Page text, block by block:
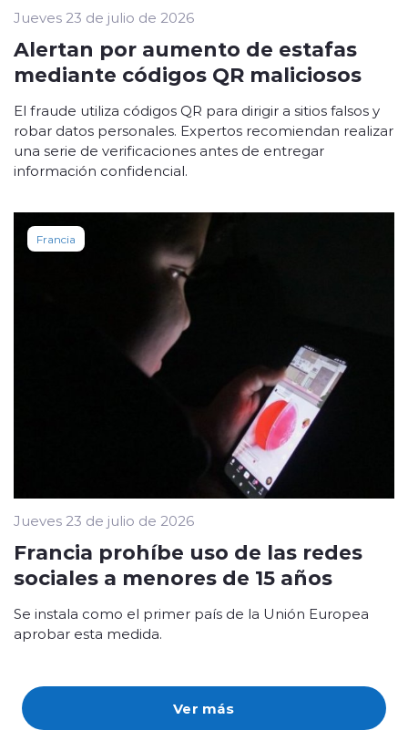
Ver más
Jueves 23 de julio de 2026
Alertan por aumento de estafas
mediante códigos QR maliciosos
El fraude utiliza códigos QR para dirigir a sitios falsos y
robar datos personales. Expertos recomiendan realizar
una serie de verificaciones antes de entregar
información confidencial.
Francia
Jueves 23 de julio de 2026
Francia prohíbe uso de las redes
sociales a menores de 15 años
Se instala como el primer país de la Unión Europea
aprobar esta medida.